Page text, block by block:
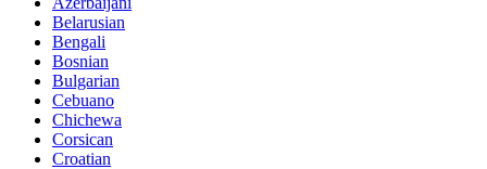
Belarusian
Bengali
Bosnian
Bulgarian
Cebuano
Chichewa
Corsican
Croatian